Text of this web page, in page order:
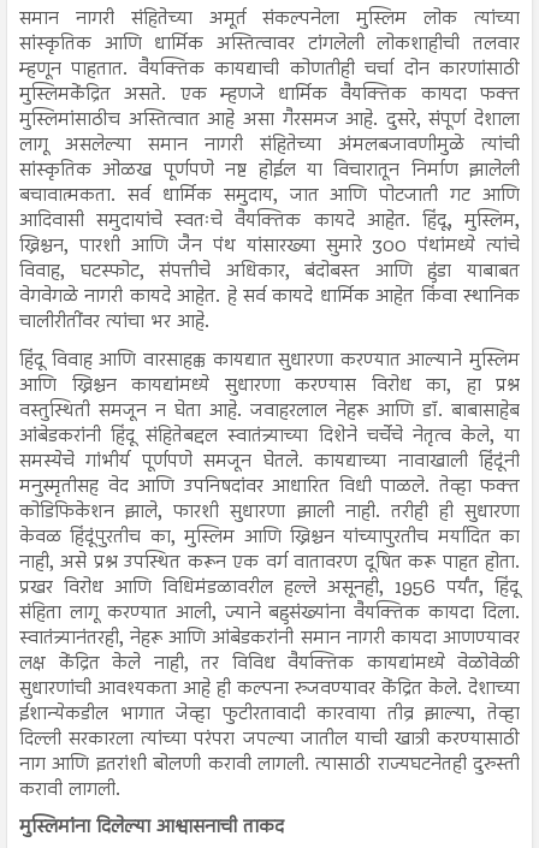
समान नागरी संहितेच्या अमूर्त संकल्पनेला मुस्लिम लोक त्यांच्या
सांस्कृतिक आणि धार्मिक अस्तित्वावर टांगलेली लोकशाहीची तलवार
म्हणून पाहतात. वैयक्तिक कायद्याची कोणतीही चर्चा दोन कारणांसाठी
मुस्लिमकेंद्रित असते. एक म्हणजे धार्मिक वैयक्तिक कायदा फक्त
मुस्लिमांसाठीच अस्तित्वात आहे असा गैरसमज आहे. दुसरे, संपूर्ण देशाला
लागू असलेल्या समान नागरी संहितेच्या अंमलबजावणीमुळे त्यांची
सांस्कृतिक ओळख पूर्णपणे नष्ट होईल या विचारातून निर्माण झालेली
बचावात्मकता. सर्व धार्मिक समुदाय, जात आणि पोटजाती गट आणि
आदिवासी समुदायांचे स्वतःचे वैयक्तिक कायदे आहेत. हिंदू, मुस्लिम,
ख्रिश्चन, पारशी आणि जैन पंथ यांसारख्या सुमारे 300 पंथांमध्ये त्यांचे
विवाह, घटस्फोट, संपत्तीचे अधिकार, बंदोबस्त आणि हुंडा याबाबत
वेगवेगळे नागरी कायदे आहेत. हे सर्व कायदे धार्मिक आहेत किंवा स्थानिक
चालीरीतींवर त्यांचा भर आहे.
हिंदू विवाह आणि वारसाहक्क कायद्यात सुधारणा करण्यात आल्याने मुस्लिम
आणि ख्रिश्चन कायद्यांमध्ये सुधारणा करण्यास विरोध का, हा प्रश्न
वस्तुस्थिती समजून न घेता आहे. जवाहरलाल नेहरू आणि डॉ. बाबासाहेब
आंबेडकरांनी हिंदू संहितेबद्दल स्वातंत्र्याच्या दिशेने चर्चेचे नेतृत्व केले, या
समस्येचे गांभीर्य पूर्णपणे समजून घेतले. कायद्याच्या नावाखाली हिंदूंनी
मनुस्मृतीसह वेद आणि उपनिषदांवर आधारित विधी पाळले. तेव्हा फक्त
कोडिफिकेशन झाले, फारशी सुधारणा झाली नाही. तरीही ही सुधारणा
केवळ हिंदूंपुरतीच का, मुस्लिम आणि ख्रिश्चन यांच्यापुरतीच मर्यादित का
नाही, असे प्रश्न उपस्थित करून एक वर्ग वातावरण दूषित करू पाहत होता.
प्रखर विरोध आणि विधिमंडळावरील हल्ले असूनही, 1956 पर्यंत, हिंदू
संहिता लागू करण्यात आली, ज्याने बहुसंख्यांना वैयक्तिक कायदा दिला.
स्वातंत्र्यानंतरही, नेहरू आणि आंबेडकरांनी समान नागरी कायदा आणण्यावर
लक्ष केंद्रित केले नाही, तर विविध वैयक्तिक कायद्यांमध्ये वेळोवेळी
सुधारणांची आवश्यकता आहे ही कल्पना रुजवण्यावर केंद्रित केले. देशाच्या
ईशान्येकडील भागात जेव्हा फुटीरतावादी कारवाया तीव्र झाल्या, तेव्हा
दिल्ली सरकारला त्यांच्या परंपरा जपल्या जातील याची खात्री करण्यासाठी
नाग आणि इतरांशी बोलणी करावी लागली. त्यासाठी राज्यघटनेतही दुरुस्ती
करावी लागली.
मुस्लिमांना दिलेल्या आश्वासनाची ताकद